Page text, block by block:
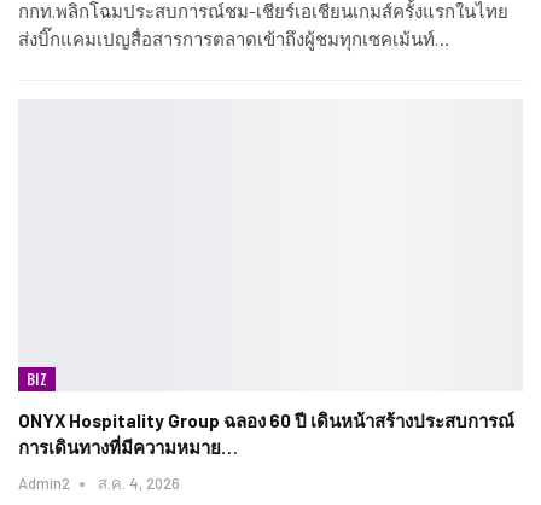
กกท.พลิกโฉมประสบการณ์ชม-เชียร์เอเชียนเกมส์ครั้งแรกในไทย
ส่งบิ๊กแคมเปญสื่อสารการตลาดเข้าถึงผู้ชมทุกเซคเม้นท์…
BIZ
ONYX Hospitality Group ฉลอง 60 ปี เดินหน้าสร้างประสบการณ์
การเดินทางที่มีความหมาย…
Admin2 ส.ค. 4, 2026